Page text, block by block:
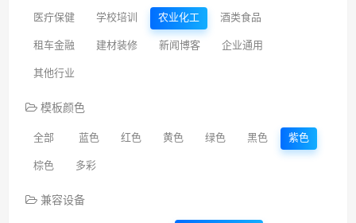
医疔保健 学校培训 农业化工 酒类食品
租车金融 建材装修 新闻博客 企业通用
其他行业
模板颜色
全部 蓝色 红色 黄色 绿色 黑色 紫色
棕色 多彩
兼容设备